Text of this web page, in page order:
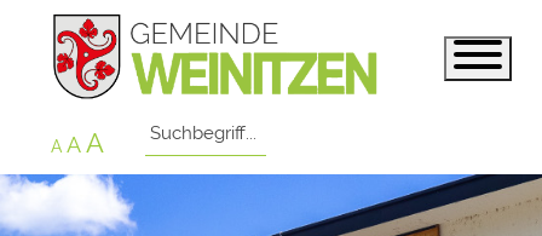
A AA